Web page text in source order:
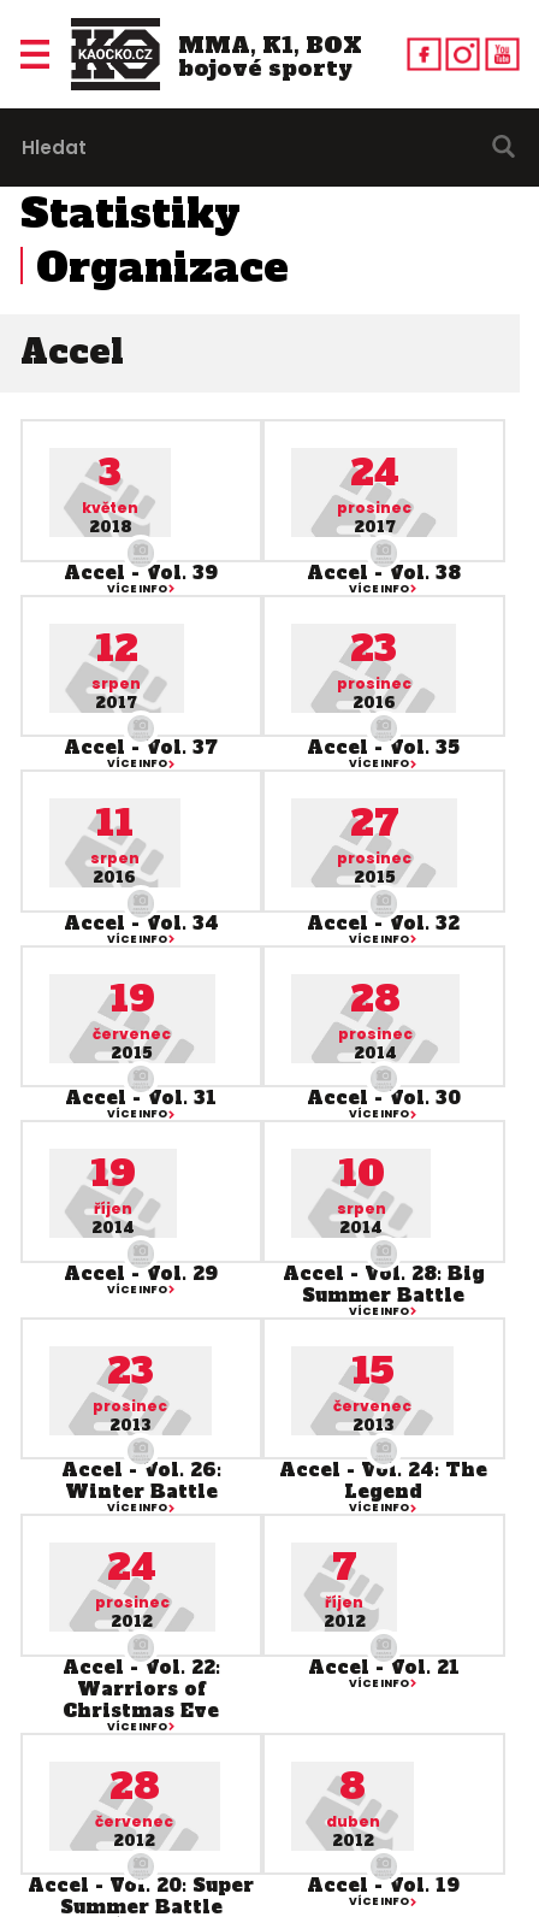
MMA, K1, BOX
bojové sporty
Statistiky
Organizace
Accel
3
květen
2018
Accel - Vol. 39
VÍCE INFO
24
prosinec
2017
Accel - Vol. 38
VÍCE INFO
12
srpen
2017
Accel - Vol. 37
VÍCE INFO
23
prosinec
2016
Accel - Vol. 35
VÍCE INFO
11
srpen
2016
Accel - Vol. 34
VÍCE INFO
27
prosinec
2015
Accel - Vol. 32
VÍCE INFO
19
červenec
2015
Accel - Vol. 31
VÍCE INFO
28
prosinec
2014
Accel - Vol. 30
VÍCE INFO
19
říjen
2014
Accel - Vol. 29
VÍCE INFO
10
srpen
2014
Accel - Vol. 28: Big
Summer Battle
VÍCE INFO
23
prosinec
2013
Accel - Vol. 26:
Winter Battle
VÍCE INFO
15
červenec
2013
Accel - Vol. 24: The
Legend
VÍCE INFO
24
prosinec
2012
Accel - Vol. 22:
Warriors of
Christmas Eve
VÍCE INFO
7
říjen
2012
Accel - Vol. 21
VÍCE INFO
28
červenec
2012
Accel - Vol. 20: Super
Summer Battle
8
duben
2012
Accel - Vol. 19
VÍCE INFO